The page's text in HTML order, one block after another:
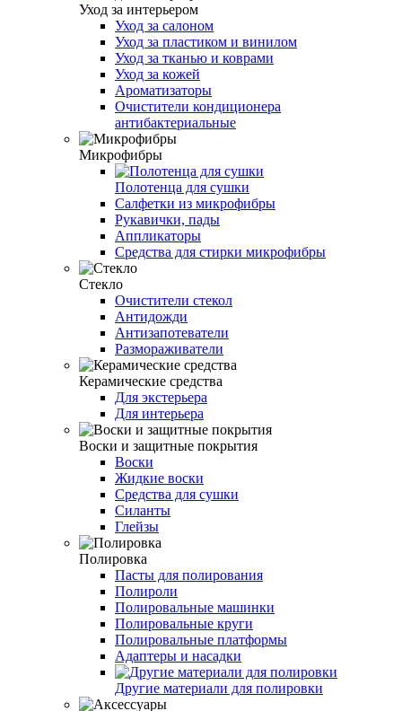
Уход за интерьером
Уход за салоном
Уход за пластиком и винилом
Уход за тканью и коврами
Уход за кожей
Ароматизаторы
Очистители кондиционера
антибактериальные
Микрофибры
Полотенца для сушки
Салфетки из микрофибры
Рукавички, пады
Аппликаторы
Средства для стирки микрофибры
Стекло
Очистители стекол
Антидожди
Антизапотеватели
Размораживатели
Керамические средства
Для экстерьера
Для интерьера
Воски и защитные покрытия
Воски
Жидкие воски
Средства для сушки
Силанты
Глейзы
Полировка
Пасты для полирования
Полироли
Полировальные машинки
Полировальные круги
Полировальные платформы
Адаптеры и насадки
Другие материали для полировки